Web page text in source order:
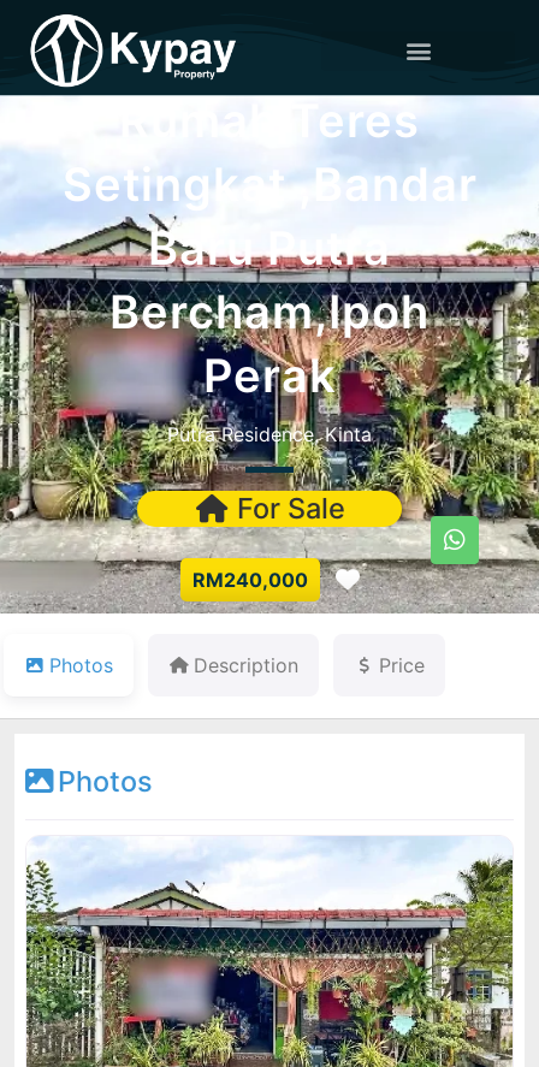
Rumah Teres
Setingkat ,Bandar
Baru Putra
Bercham,Ipoh
Perak
Putra Residence, Kinta
For Sale
RM240,000 Favorite
Photos Description Price
Photos